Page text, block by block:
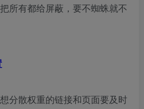
所有都给屏蔽，要不蜘蛛就不
分散权重的链接和页面要及时